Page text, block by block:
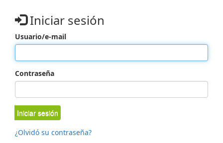
Iniciar sesión
Usuario/e-mail
Contraseña
Iniciar sesión
¿Olvidó su contraseña?